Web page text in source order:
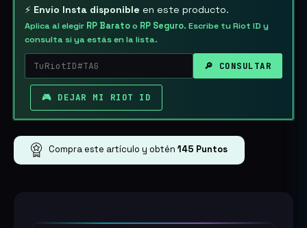
⚡ Envío Insta disponible en este producto.
Aplica al elegir RP Baratoo RP Seguro. Escribe tu Riot ID y
consulta si ya estás en la lista.
🔎 CONSULTAR
🎮 DEJAR MI RIOT ID
Compra este artículo y obtén 145 Puntos